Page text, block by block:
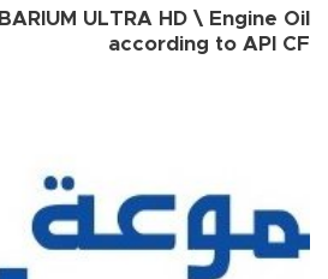
BARIUM ULTRA HD \ Engine Oil
according to API CF